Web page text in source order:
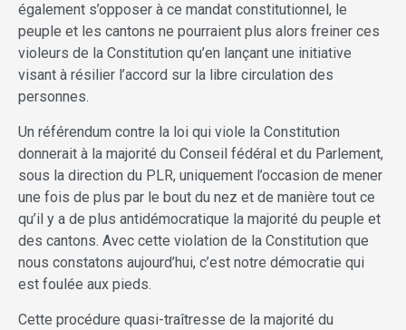
également s’opposer à ce mandat constitutionnel, le
peuple et les cantons ne pourraient plus alors freiner ces
violeurs de la Constitution qu’en lançant une initiative
visant à résilier l’accord sur la libre circulation des
personnes.
Un référendum contre la loi qui viole la Constitution
donnerait à la majorité du Conseil fédéral et du Parlement,
sous la direction du PLR, uniquement l’occasion de mener
une fois de plus par le bout du nez et de manière tout ce
qu’il y a de plus antidémocratique la majorité du peuple et
des cantons. Avec cette violation de la Constitution que
nous constatons aujourd’hui, c’est notre démocratie qui
est foulée aux pieds.
Cette procédure quasi-traîtresse de la majorité du